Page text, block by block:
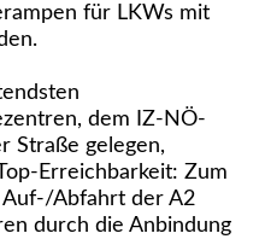
für LKWs mit
dem IZ-NÖ-
Straße gelegen,
Erreichbarkeit: Zum
Abfahrt der A2
durch die Anbindung